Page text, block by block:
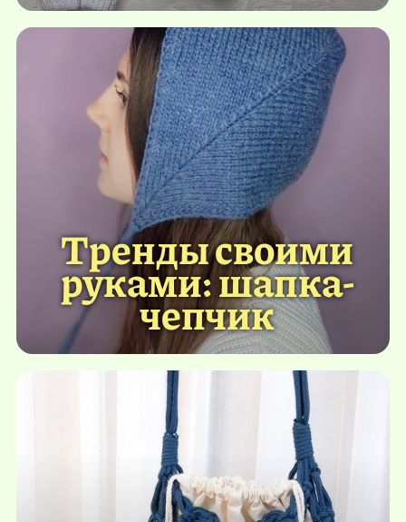
Тренды своими
руками: шапка-
чепчик